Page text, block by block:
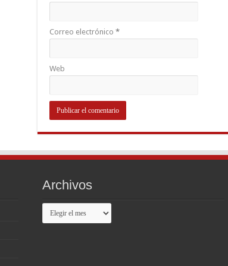
Correo electrónico *
Web
Archivos
Archivos